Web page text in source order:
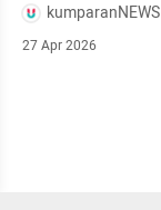
kumparanNEWS
27 Apr 2026